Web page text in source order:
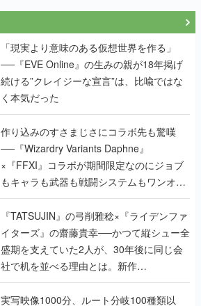
「現実より意味のある仮想世界を作る」
──『EVE Online』の生みの親が18年掲げ
続ける”クレイジーな宣言”は、比喩ではな
く本気だった
作り込みのすさまじさにコラボ先も驚嘆
──『Wizardry Variants Daphne』
×『FFXI』コラボが期間限定なのにジョブ
もキャラも武器も戦闘システムもワンオフ
で作り込まれた理由を両ディレクターに聞
く
『TATSUJIN』の弓削雅稔×『ライデンファ
イターズ』の齋藤貴幸──かつて縦シュー全
盛期を支えていた2人が、30年後に同じ会
社で机を並べる理由とは。新作
『TATSUJIN EXTREME』で初タッグを組
んだレジェンド2人に訊く開発秘話
実写映像1000分、ルート分岐100種類以